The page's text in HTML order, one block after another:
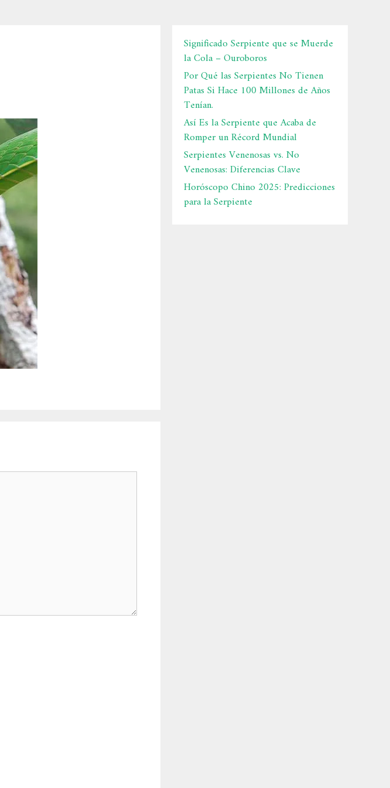
Significado Serpiente que se Muerde
la Cola – Ouroboros
Por Qué las Serpientes No Tienen
Patas Si Hace 100 Millones de Años
Tenían.
Así Es la Serpiente que Acaba de
Romper un Récord Mundial
Serpientes Venenosas vs. No
Venenosas: Diferencias Clave
Horóscopo Chino 2025: Predicciones
para la Serpiente